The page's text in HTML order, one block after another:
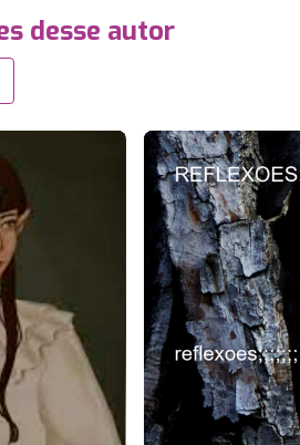
desse autor